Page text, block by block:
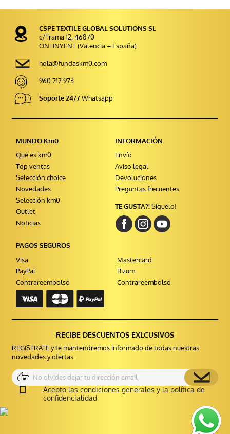
CSPE TEXTILE GLOBAL SOLUTIONS SL
c/Trama 12, 46870
ONTINYENT (Valencia – España)
hola@fundaskm0.com
960 717 973
Soporte 24/7Whatsapp
MUNDO Km0
Qué es km0
Top ventas
Selección choice
Novedades
Selección km0
Outlet
Noticias
INFORMACIÓN
Envío
Aviso legal
Devoluciones
Preguntas frecuentes
TE GUSTA?!Síguelo!
PAGOS SEGUROS
Visa
Mastercard
PayPal
Bizum
Contrareembolso
Contrareembolso
RECIBE DESCUENTOS EXLCUSIVOS
REGISTRATE y te mantendremos informado de todas nuestras
novedades y ofertas.
Acepto las condiciones generales y la política de
confidencialidad